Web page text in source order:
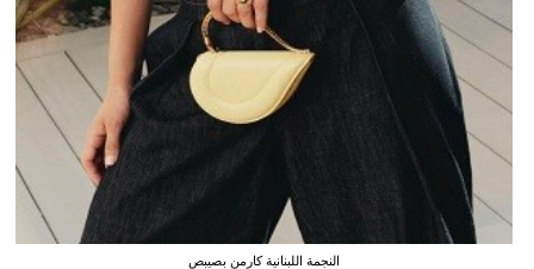
النجمة اللبنانية كارمن بصيبص